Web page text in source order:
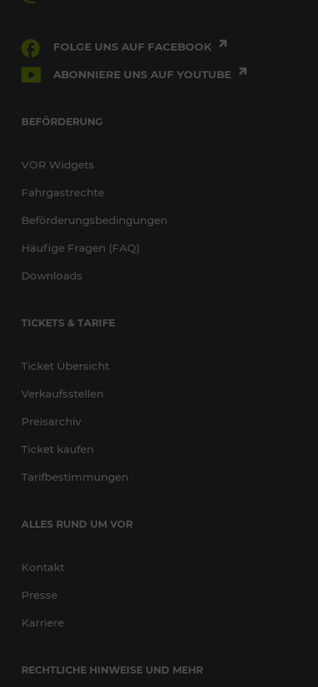
FOLGE UNS AUF FACEBOOK
ABONNIERE UNS AUF YOUTUBE
BEFÖRDERUNG
VOR Widgets
Fahrgastrechte
Beförderungsbedingungen
Häufige Fragen (FAQ)
Downloads
TICKETS & TARIFE
Ticket Übersicht
Verkaufsstellen
Preisarchiv
Ticket kaufen
Tarifbestimmungen
ALLES RUND UM VOR
Kontakt
Presse
Karriere
RECHTLICHE HINWEISE UND MEHR